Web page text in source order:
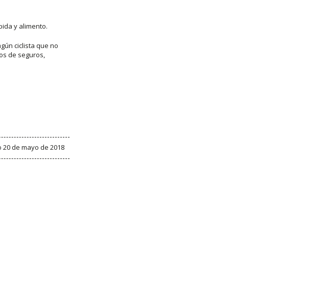
y alimento.
ciclista que no
de seguros,
20 de mayo de 2018